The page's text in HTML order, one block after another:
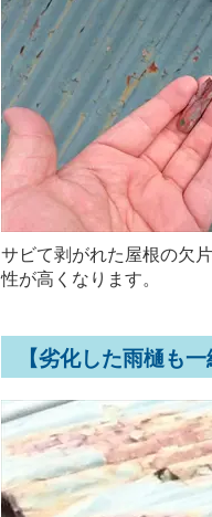
サビて剥がれた屋根の欠
性が高くなります。
【劣化した雨樋も